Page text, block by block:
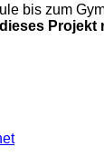
bis zum
Projekt